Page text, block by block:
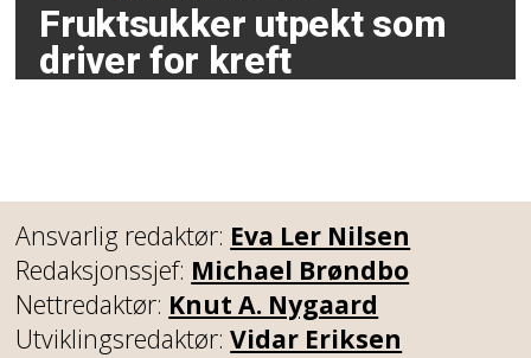
Fruktsukker utpekt som
driver for kreft
Ansvarlig redaktør: Eva Ler Nilsen
Redaksjonssjef: Michael Brøndbo
Nettredaktør: Knut A. Nygaard
Utviklingsredaktør:Vidar Eriksen